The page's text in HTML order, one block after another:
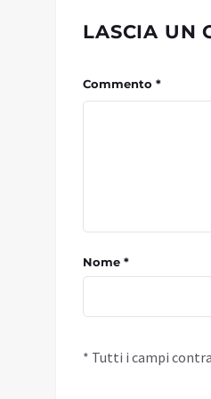
LASCIA UN
Commento *
Nome *
* Tutti i campi